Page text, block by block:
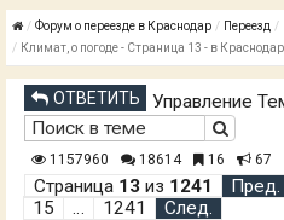
Форум о переезде в Краснодар Переезд
Климат, о погоде - Страница 13 - в
ОТВЕТИТЬ Управление
1157960 18614 16 67
Страница 13 из 1241 Пред.
15
… 1241 След.